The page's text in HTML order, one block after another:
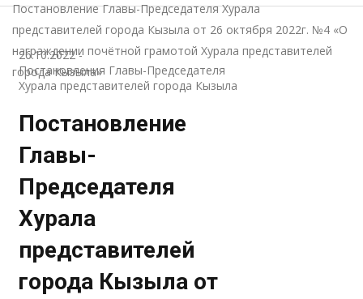
Постановление Главы-Председателя Хурала
представителей города Кызыла от 26 октября 2022г. №4 «О
награждении почётной грамотой Хурала представителей
города Кызыла»
26.10.2022-
Постановления Главы-Председателя
Хурала представителей города Кызыла
Постановление
Главы-
Председателя
Хурала
представителей
города Кызыла от